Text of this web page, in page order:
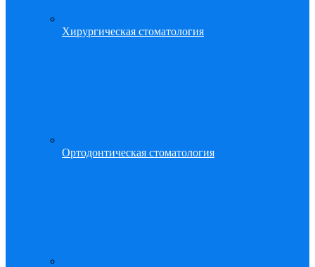
Хирургическая стоматология
Ортодонтическая стоматология